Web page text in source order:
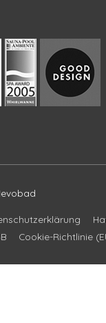
Cookie-Richtlinie